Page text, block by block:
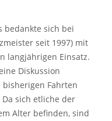
bedankte sich bei
seit 1997) mit
langjährigen Einsatz.
Diskussion
Fahrten
sich etliche der
Alter befinden, sind